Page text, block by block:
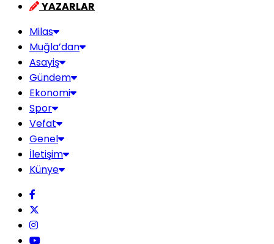
YAZARLAR
Milas
Muğla’dan
Asayiş
Gündem
Ekonomi
Spor
Vefat
Genel
İletişim
Künye